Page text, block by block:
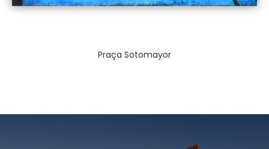
Praça Sotomayor